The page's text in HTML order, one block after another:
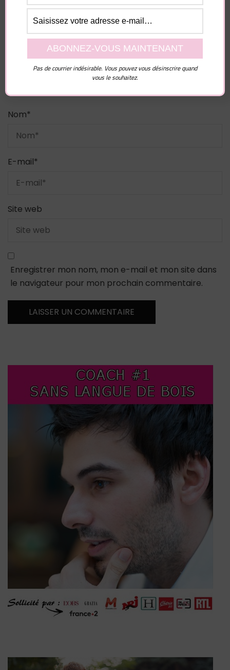
Commentaire
Nom*
E-mail*
Site web
Enregistrer mon nom, mon e-mail et mon site dans
le navigateur pour mon prochain commentaire.
Pas de courrier indésirable. Vous pouvez vous désinscrire quand
vous le souhaitez.